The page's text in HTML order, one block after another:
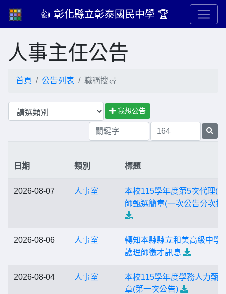
👍 彰化縣立彰泰國民中學 🏆
人事主任公告
首頁 公告列表 職稱搜尋
我想公告
日期 類別 標題
2026-08-07 人事室
本校115學年度第5次代理(
師甄選簡章(一次公告分次招
2026-08-06 人事室
轉知本縣縣立和美高級中學
護理師徵才訊息
2026-08-04 人事室
本校115學年度學務人力甄
章(第一次公告)